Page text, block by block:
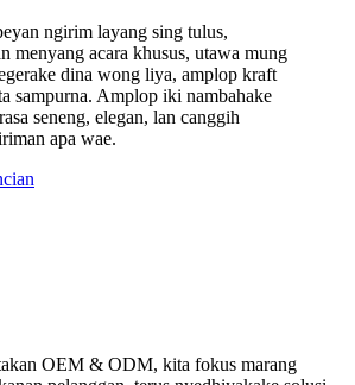
ngirim layang sing tulus,
menyang acara khusus, utawa mung
dina wong liya, amplop kraft
sampurna. Amplop iki nambahake
seneng, elegan, lan canggih
apa wae.
OEM & ODM, kita fokus marang